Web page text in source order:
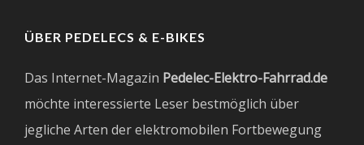
ÜBER PEDELECS & E-BIKES
Das Internet-Magazin Pedelec-Elektro-Fahrrad.de
möchte interessierte Leser bestmöglich über
jegliche Arten der elektromobilen Fortbewegung